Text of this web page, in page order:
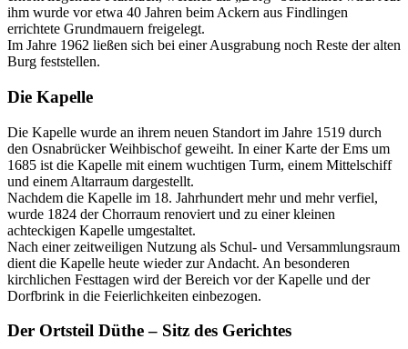
ihm wurde vor etwa 40 Jahren beim Ackern aus Findlingen
errichtete Grundmauern freigelegt.
Im Jahre 1962 ließen sich bei einer Ausgrabung noch Reste der alten
Burg feststellen.
Die Kapelle
Die Kapelle wurde an ihrem neuen Standort im Jahre 1519 durch
den Osnabrücker Weihbischof geweiht. In einer Karte der Ems um
1685 ist die Kapelle mit einem wuchtigen Turm, einem Mittelschiff
und einem Altarraum dargestellt.
Nachdem die Kapelle im 18. Jahrhundert mehr und mehr verfiel,
wurde 1824 der Chorraum renoviert und zu einer kleinen
achteckigen Kapelle umgestaltet.
Nach einer zeitweiligen Nutzung als Schul- und Versammlungsraum
dient die Kapelle heute wieder zur Andacht. An besonderen
kirchlichen Festtagen wird der Bereich vor der Kapelle und der
Dorfbrink in die Feierlichkeiten einbezogen.
Der Ortsteil Düthe – Sitz des Gerichtes